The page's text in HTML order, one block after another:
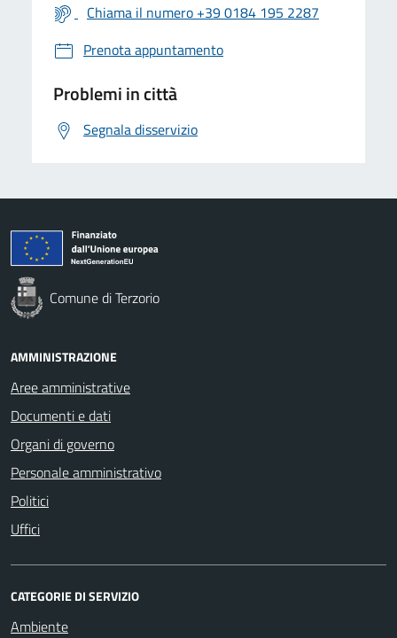
Chiama il numero +39 0184 195 2287
Prenota appuntamento
Problemi in città
Segnala disservizio
Comune di Terzorio
AMMINISTRAZIONE
Aree amministrative
Documenti e dati
Organi di governo
Personale amministrativo
Politici
Uffici
CATEGORIE DI SERVIZIO
Ambiente